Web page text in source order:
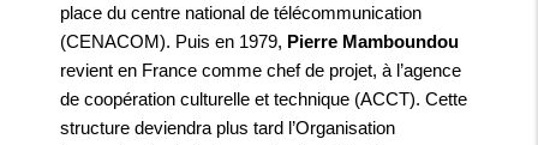
place du centre national de télécommunication
(CENACOM). Puis en 1979, Pierre Mamboundou
revient en France comme chef de projet, à l’agence
de coopération culturelle et technique (ACCT). Cette
structure deviendra plus tard l’Organisation